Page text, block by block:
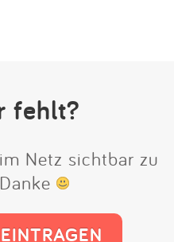
fehlt?
Netz sichtbar zu